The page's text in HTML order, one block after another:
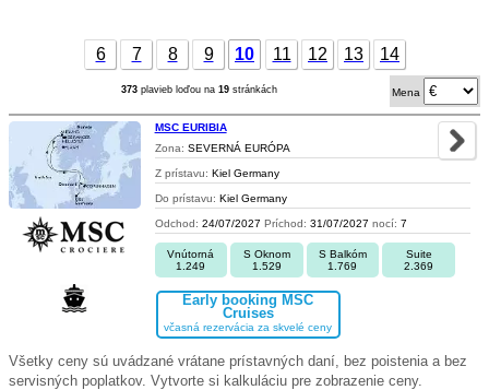
6 7 8 9 10 11 12 13 14
373 plavieb loďou na 19 stránkách Mena
MSC EURIBIA
Zona: SEVERNÁ EURÓPA
Z prístavu: Kiel Germany
Do prístavu: Kiel Germany
Odchod: 24/07/2027 Príchod: 31/07/2027 nocí: 7
Vnútorná
1.249
S Oknom
1.529
S Balkóm
1.769
Suite
2.369
Early booking MSC
Cruises
včasná rezervácia za skvelé ceny
Všetky ceny sú uvádzané vrátane prístavných daní, bez poistenia a bez
servisných poplatkov. Vytvorte si kalkuláciu pre zobrazenie ceny.